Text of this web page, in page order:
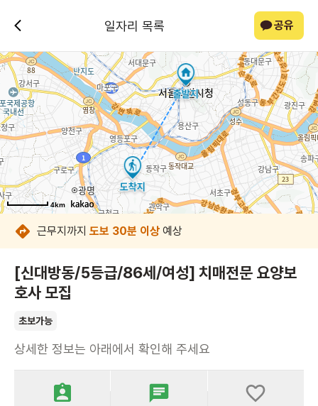
일자리 목록 공유
4km
4km
4km
4km
4km
4km
4km
4km
근무지까지 도보 30분 이상 예상
[신대방동/5등급/86세/여성] 치매전문 요양보
호사 모집
초보가능
상세한 정보는 아래에서 확인해 주세요